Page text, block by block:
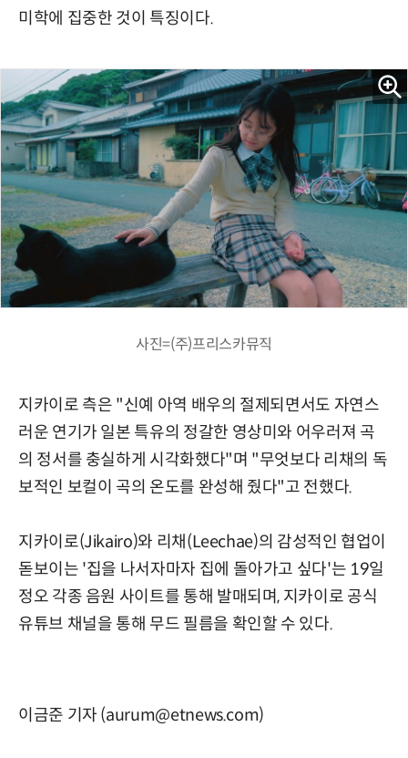
미학에 집중한 것이 특징이다.
사진=(주)프리스카뮤직
지카이로 측은 "신예 아역 배우의 절제되면서도 자연스
러운 연기가 일본 특유의 정갈한 영상미와 어우러져 곡
의 정서를 충실하게 시각화했다"며 "무엇보다 리채의 독
보적인 보컬이 곡의 온도를 완성해 줬다"고 전했다.
지카이로(Jikairo)와 리채(Leechae)의 감성적인 협업이
돋보이는 '집을 나서자마자 집에 돌아가고 싶다'는 19일
정오 각종 음원 사이트를 통해 발매되며, 지카이로 공식
유튜브 채널을 통해 무드 필름을 확인할 수 있다.
이금준 기자 (aurum@etnews.com)